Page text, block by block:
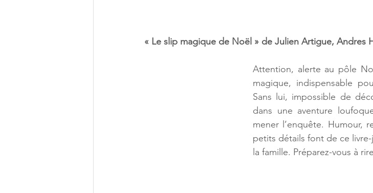
« Le slip magique de Noël » de Julien Artigue, Andres
Attention, alerte au pôle
magique, indispensable
Sans lui, impossible de
dans une aventure
mener l’enquête. Humour,
petits détails font de ce
la famille. Préparez-vous à